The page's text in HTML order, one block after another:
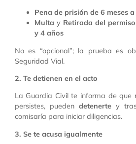
Pena de prisión de 6 meses
Multa y Retirada del
y 4 años
No es “opcional”; la prueba es
Seguridad Vial.
2. Te detienen en el acto
La Guardia Civil te informa de que
persistes, pueden detenertey
comisaría para iniciar diligencias.
3. Se te acusa igualmente